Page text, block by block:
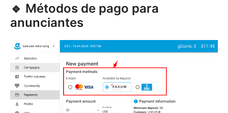
🔹 Métodos de pago para
anunciantes